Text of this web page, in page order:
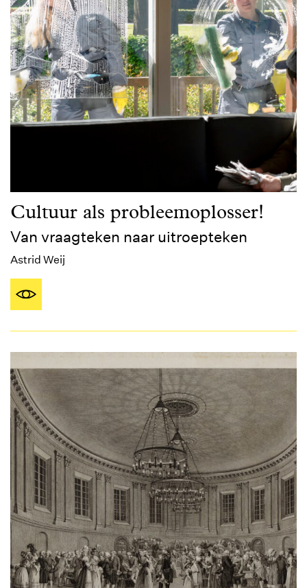
Cultuur als probleemoplosser!
Van vraagteken naar uitroepteken
Astrid Weij